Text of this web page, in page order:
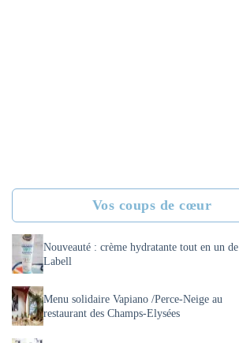
Vos coups de cœur
Nouveauté : crème hydratante tout en un de
Labell
Menu solidaire Vapiano /Perce-Neige au
restaurant des Champs-Elysées